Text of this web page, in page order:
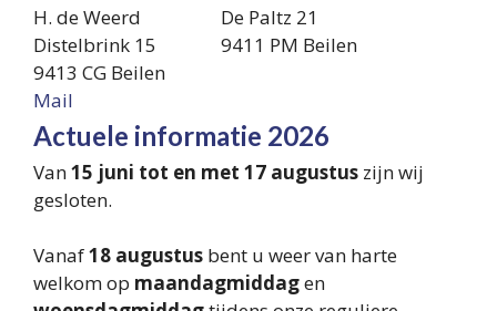
H. de Weerd
Distelbrink 15
9413 CG Beilen
Mail
De Paltz 21
9411 PM Beilen
Actuele informatie 2026
Van15 juni tot en met 17 augustus zijn wij
gesloten.
Vanaf18 augustus bent u weer van harte
welkom op maandagmiddagen